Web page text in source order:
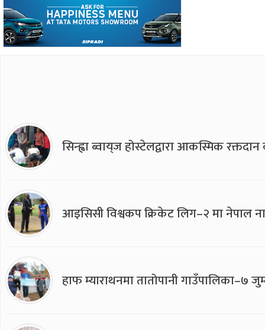
सिन्ह्वा ब्वाय्‌ज होस्टेलद्वारा आकस्मिक
आइसिसी विश्वकप क्रिकेट लिग–२ मा नेपाल
हाफ म्याराथनमा तातोपानी गाउँपालिका–७